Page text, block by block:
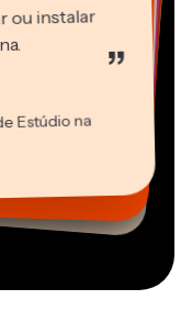
ou instalar
”
Estúdio na